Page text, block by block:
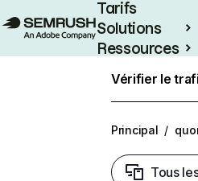
Tarifs
Solutions
Ressources
Vérifier le
Principal /
Tous